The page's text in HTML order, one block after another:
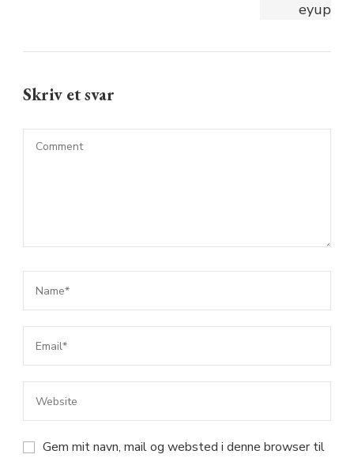
Skriv et svar
Gem mit navn, mail og websted i denne browser til